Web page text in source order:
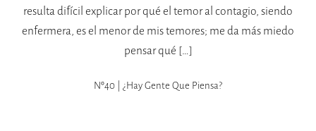
resulta difícil explicar por qué el temor al contagio, siendo
enfermera, es el menor de mis temores; me da más miedo
pensar qué […]
Nº40 | ¿hay Gente Que Piensa?